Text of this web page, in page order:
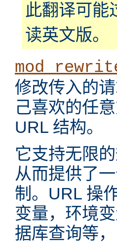
此翻译可能
读英文版。
修改传入的
己喜欢的任
URL 结构。
它支持无限
从而提供了
制。URL 操
变量，环境
据库查询等